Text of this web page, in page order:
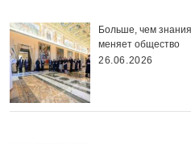
Больше, чем
меняет общество
26.06.2026